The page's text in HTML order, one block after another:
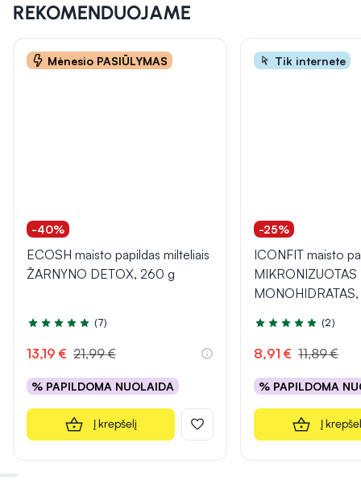
REKOMENDUOJAME
Mėnesio PASIŪLYMAS
-40%
ECOSH maisto papildas milteliais
ŽARNYNO DETOX, 260 g
Įvertinimas 4.7 iš 5
(7)
13,19 € 21,99 €
% PAPILDOMA NUOLAIDA
Į krepšelį
Tik internete
-25%
ICONFIT maisto
MIKRONIZUOTAS
Įvertinimas 5.0 iš 5
(2)
8,91 € 11,89 €
% PAPILDOMA
Į